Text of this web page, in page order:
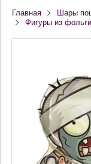
Главная Шары
Фигуры из фольги